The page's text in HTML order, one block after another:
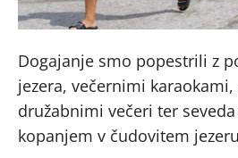
Dogajanje smo popestrili z
jezera, večernimi
družabnimi večeri ter
kopanjem v čudovitem